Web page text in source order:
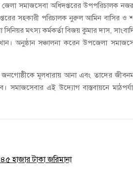
জেলা সমাজসেবা অধিদপ্তরের উপপরিচালক
সহকারী পরিচালক নুরুল আমিন বাসির ও
মৎস্য কর্মকর্তা বিজয় কুমার দাস,
অনুষ্ঠান সঞ্চালনা করেন উপজেলা
জনগোষ্ঠীকে মূলধারায় আনা এবং তাদের
সমাজসেবার এই উদ্যোগ বাস্তবায়নে
হাজার টাকা জরিমানা